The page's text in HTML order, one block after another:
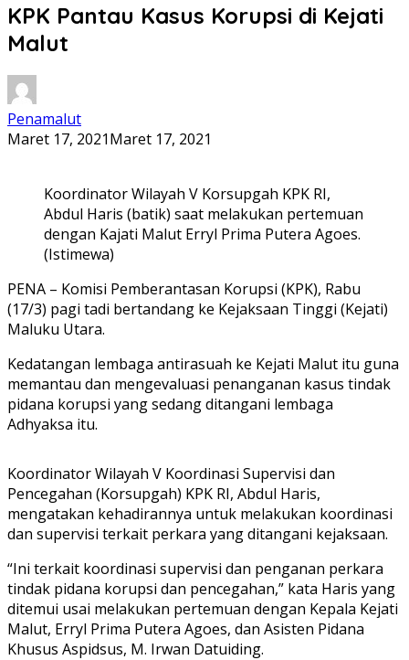
KPK Pantau Kasus Korupsi di Kejati
Malut
Penamalut
Maret 17, 2021Maret 17, 2021
Koordinator Wilayah V Korsupgah KPK RI,
Abdul Haris (batik) saat melakukan pertemuan
dengan Kajati Malut Erryl Prima Putera Agoes.
(Istimewa)
PENA – Komisi Pemberantasan Korupsi (KPK), Rabu
(17/3) pagi tadi bertandang ke Kejaksaan Tinggi (Kejati)
Maluku Utara.
Kedatangan lembaga antirasuah ke Kejati Malut itu guna
memantau dan mengevaluasi penanganan kasus tindak
pidana korupsi yang sedang ditangani lembaga
Adhyaksa itu.
Koordinator Wilayah V Koordinasi Supervisi dan
Pencegahan (Korsupgah) KPK RI, Abdul Haris,
mengatakan kehadirannya untuk melakukan koordinasi
dan supervisi terkait perkara yang ditangani kejaksaan.
“Ini terkait koordinasi supervisi dan penganan perkara
tindak pidana korupsi dan pencegahan,” kata Haris yang
ditemui usai melakukan pertemuan dengan Kepala Kejati
Malut, Erryl Prima Putera Agoes, dan Asisten Pidana
Khusus Aspidsus, M. Irwan Datuiding.